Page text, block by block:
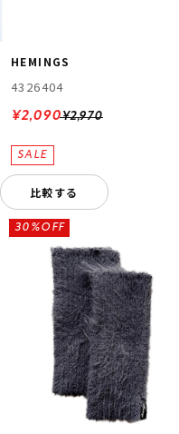
HEMINGS
4326404
¥2,970
¥2,090
比較する
30%OFF